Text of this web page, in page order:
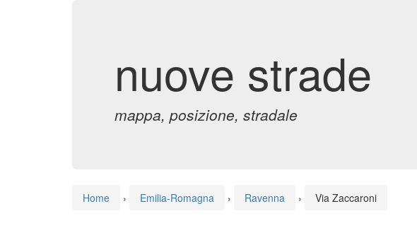
nuove strade
mappa, posizione, stradale
Home › Emilia-Romagna › Ravenna › Via Zaccaroni